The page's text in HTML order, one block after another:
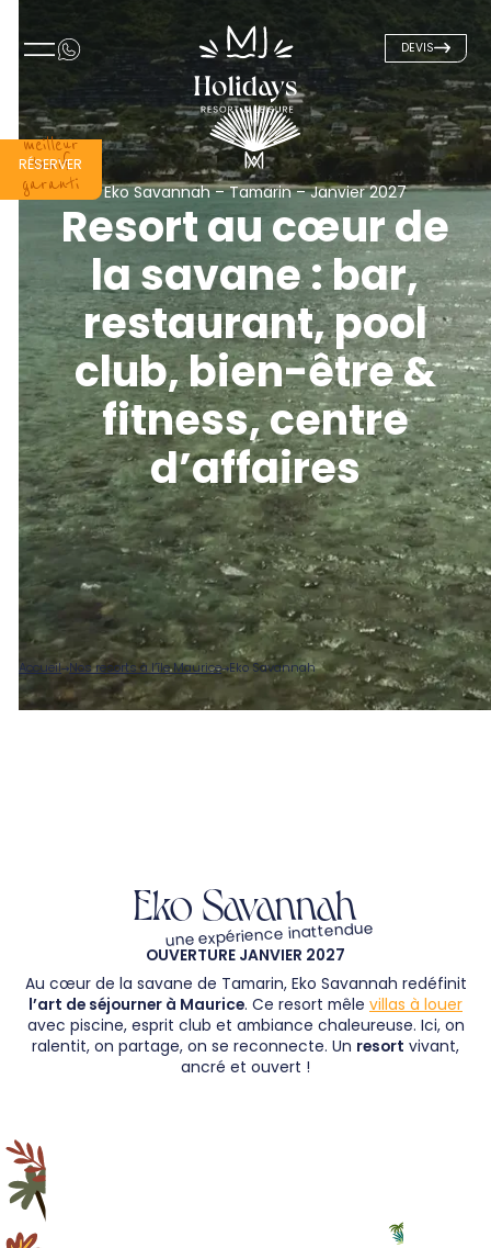
DEVIS
RÉSERVER
meilleur
tarif
garanti
Eko Savannah – Tamarin – Janvier 2027
Resort au cœur de
la savane : bar,
restaurant, pool
club, bien-être &
fitness, centre
d’affaires
Accueil Nos resorts à l’île Maurice Eko Savannah
Eko Savannah
une expérience inattendue
OUVERTURE JANVIER 2027
Au cœur de la savane de Tamarin, Eko Savannah redéfinit
l’art de séjourner à Maurice. Ce resort mêle villas à louer
avec piscine, esprit club et ambiance chaleureuse. Ici, on
ralentit, on partage, on se reconnecte. Un resort vivant,
ancré et ouvert !